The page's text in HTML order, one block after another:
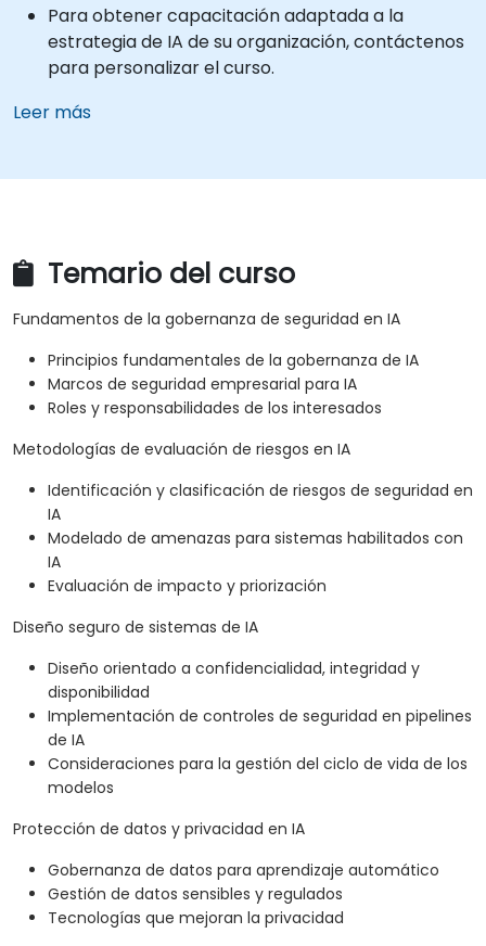
Para obtener capacitación adaptada a la
estrategia de IA de su organización, contáctenos
para personalizar el curso.
Leer más
Temario del curso
Fundamentos de la gobernanza de seguridad en IA
Principios fundamentales de la gobernanza de IA
Marcos de seguridad empresarial para IA
Roles y responsabilidades de los interesados
Metodologías de evaluación de riesgos en IA
Identificación y clasificación de riesgos de seguridad en
IA
Modelado de amenazas para sistemas habilitados con
IA
Evaluación de impacto y priorización
Diseño seguro de sistemas de IA
Diseño orientado a confidencialidad, integridad y
disponibilidad
Implementación de controles de seguridad en pipelines
de IA
Consideraciones para la gestión del ciclo de vida de los
modelos
Protección de datos y privacidad en IA
Gobernanza de datos para aprendizaje automático
Gestión de datos sensibles y regulados
Tecnologías que mejoran la privacidad